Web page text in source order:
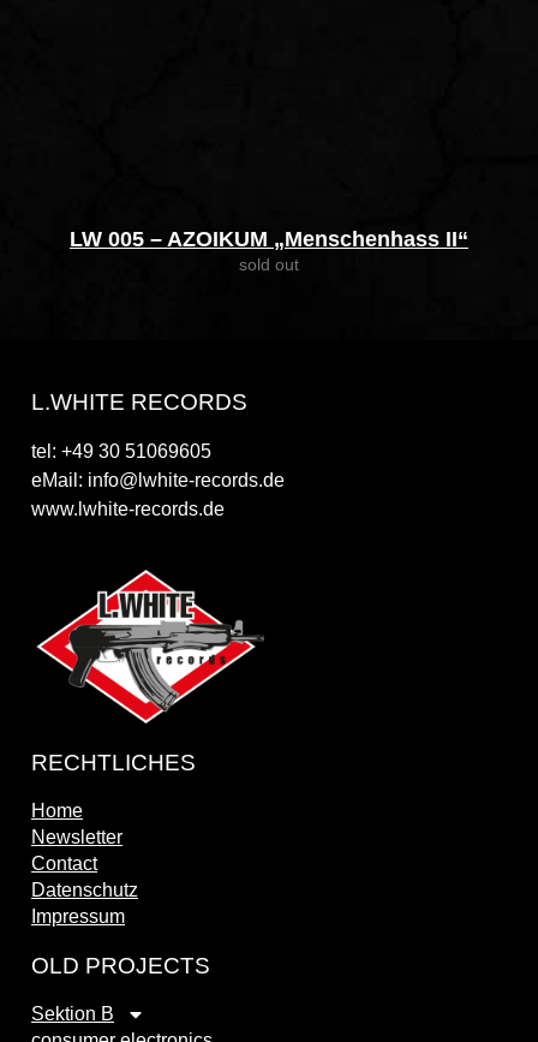
LW 005 – AZOIKUM „Menschenhass II“
sold out
L.WHITE RECORDS
tel: +49 30 51069605
eMail: info@lwhite-records.de
www.lwhite-records.de
RECHTLICHES
Home
Newsletter
Contact
Datenschutz
Impressum
OLD PROJECTS
Sektion B